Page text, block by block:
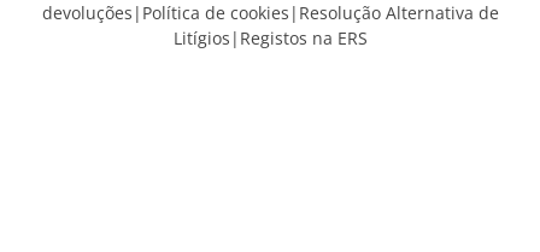
devoluções | Política de cookies | Resolução Alternativa de
Litígios | Registos na ERS